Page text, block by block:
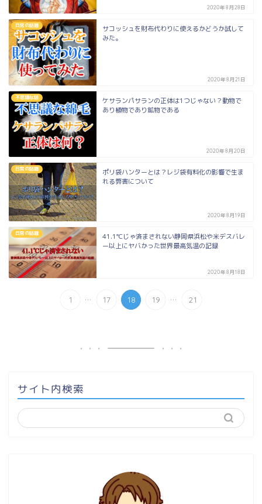
2020年8月28日
日常の話題
サコッシュを財布代わりに使えるかどうか試して
みた。
2020年8月21日
不思議な話
ケサランパサランの正体は1つじゃない？動物で
あり植物であり鉱物である
2020年8月20日
日常の話題
ポリ袋ハンターとは？レジ袋有料化の影響で生ま
れる弊害について
2020年8月19日
日常の話題
41.1℃じゃ済まされない静岡県浜松や米デスバレ
ー以上にヤバかった世界最高気温の記録
2020年8月18日
1 ... 17 18 19 ... 21
サイト内検索